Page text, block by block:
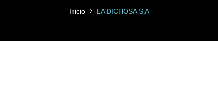
Inicio LA DICHOSA S.A